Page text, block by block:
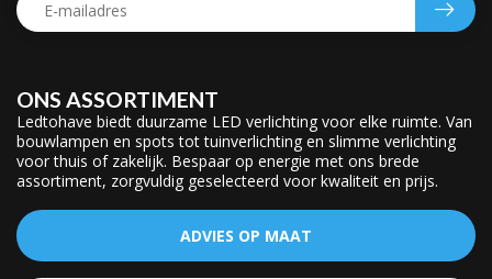
ONS ASSORTIMENT
Ledtohave biedt duurzame LED verlichting voor elke ruimte. Van
bouwlampen en spots tot tuinverlichting en slimme verlichting
voor thuis of zakelijk. Bespaar op energie met ons brede
assortiment, zorgvuldig geselecteerd voor kwaliteit en prijs.
ADVIES OP MAAT